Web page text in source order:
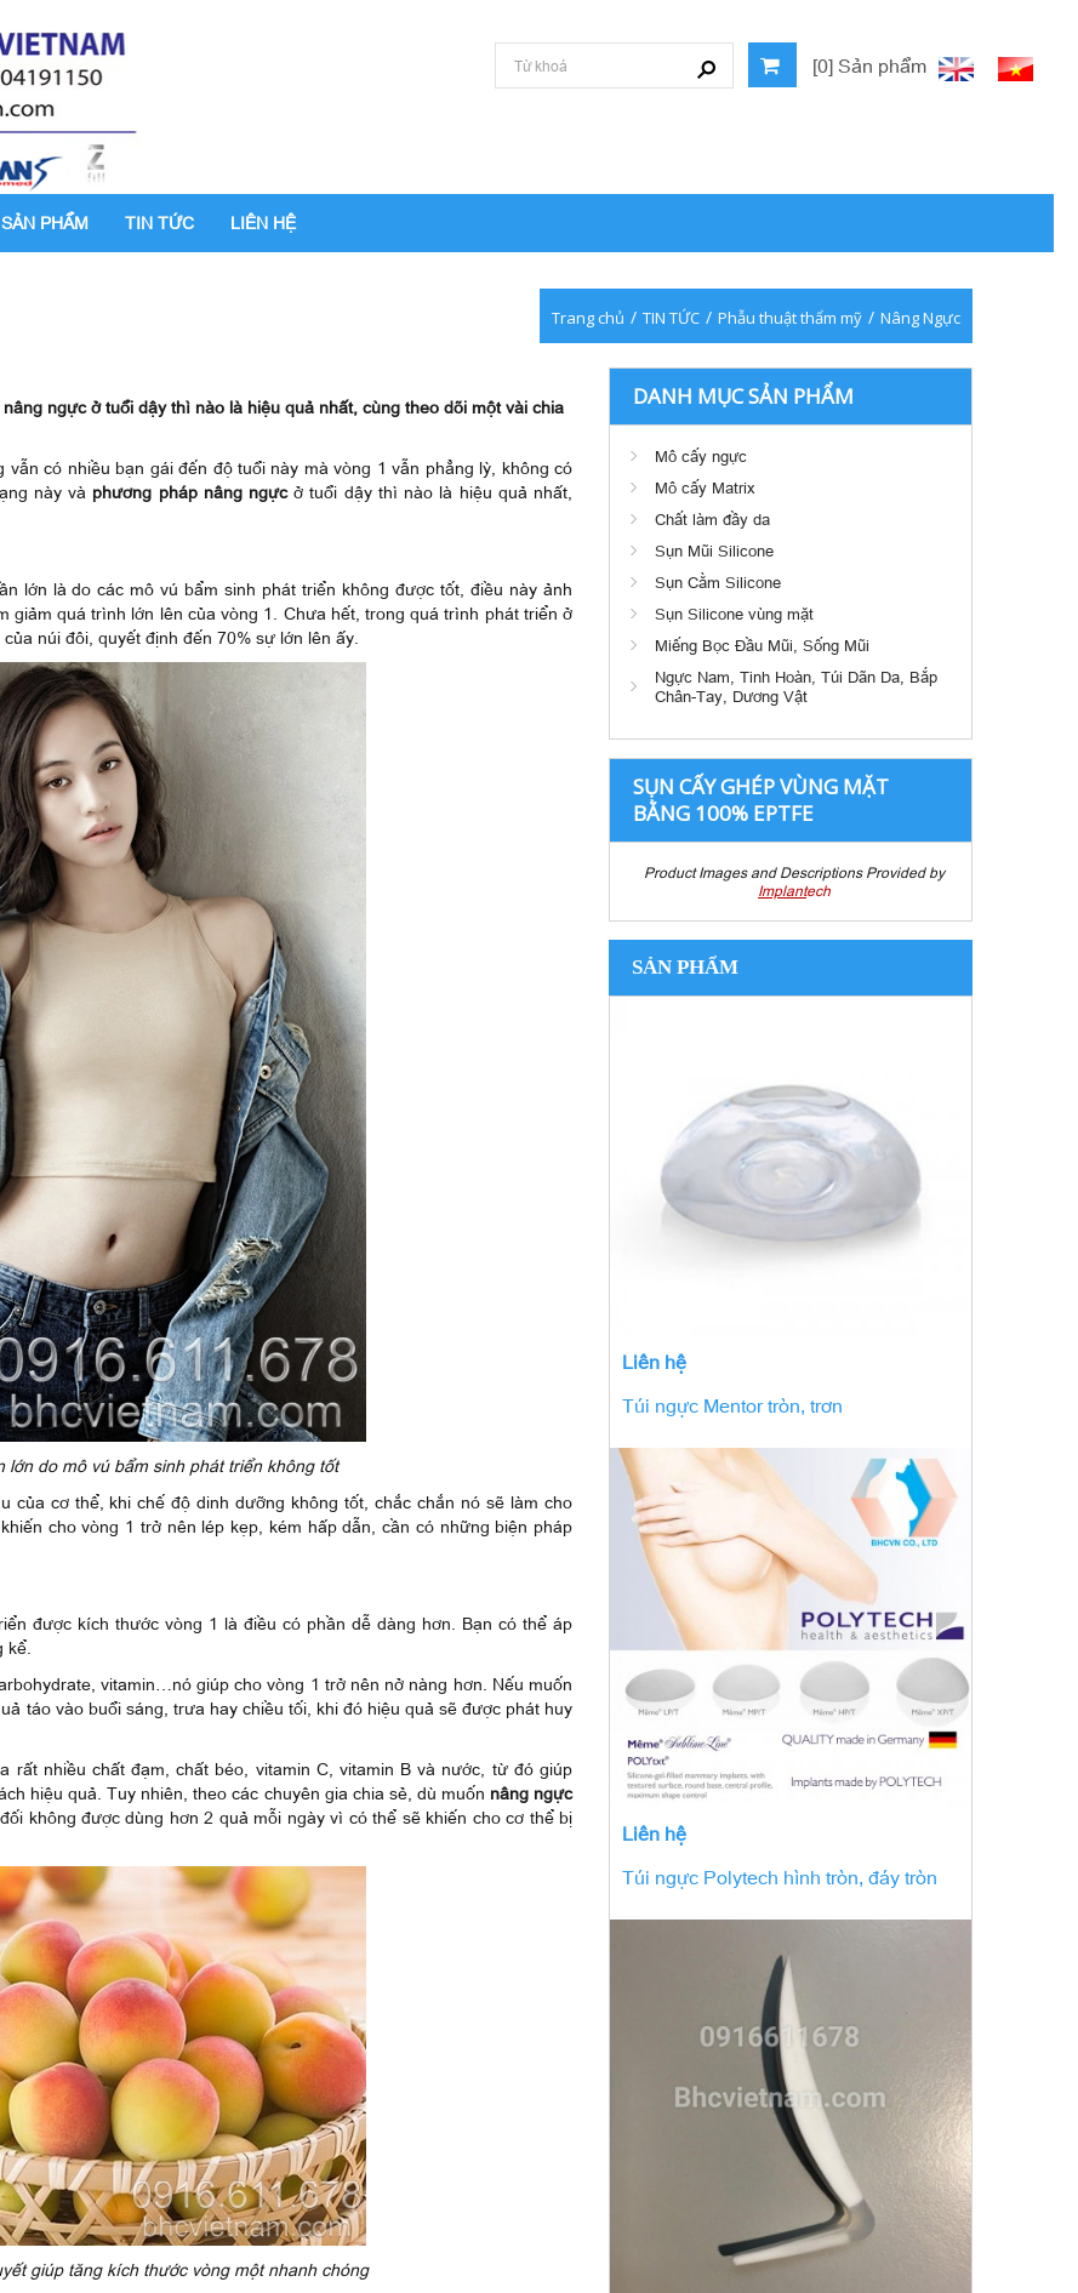
[0] Sản phẩm
PHẨM TIN TỨC LIÊN HỆ
Trang chủ / TIN TỨC / Phẫu thuật thẩm mỹ / Nâng Ngực
ngực ở tuổi dậy thì nào là hiệu quả nhất, cùng theo dõi một vài chia
có nhiều bạn gái đến độ tuổi này mà vòng 1 vẫn phẳng lỳ, không có
này và phương pháp nâng ngực ở tuổi dậy thì nào là hiệu quả nhất,
lớn là do các mô vú bẩm sinh phát triển không được tốt, điều này ảnh
quá trình lớn lên của vòng 1. Chưa hết, trong quá trình phát triển ở
núi đôi, quyết định đến 70% sự lớn lên ấy.
lớn do mô vú bẩm sinh phát triển không tốt
của cơ thể, khi chế độ dinh dưỡng không tốt, chắc chắn nó sẽ làm cho
cho vòng 1 trở nên lép kẹp, kém hấp dẫn, cần có những biện pháp
được kích thước vòng 1 là điều có phần dễ dàng hơn. Bạn có thể áp
kể.
vitamin…nó giúp cho vòng 1 trở nên nở nàng hơn. Nếu muốn
táo vào buổi sáng, trưa hay chiều tối, khi đó hiệu quả sẽ được phát huy
nhiều chất đạm, chất béo, vitamin C, vitamin B và nước, từ đó giúp
hiệu quả. Tuy nhiên, theo các chuyên gia chia sẻ, dù muốn nâng ngực
không được dùng hơn 2 quả mỗi ngày vì có thể sẽ khiến cho cơ thể bị
giúp tăng kích thước vòng một nhanh chóng
DANH MỤC SẢN PHẨM
Mô cấy ngực
Mô cấy Matrix
Chất làm đầy da
Sụn Mũi Silicone
Sụn Cằm Silicone
Sụn Silicone vùng mặt
Miếng Bọc Đầu Mũi, Sống Mũi
Ngực Nam, Tinh Hoàn, Túi Dãn Da, Bắp
Chân-Tay, Dương Vật
SỤN CẤY GHÉP VÙNG MẶT
BẰNG 100% EPTFE
Product Images and Descriptions Provided by
Implantech
SẢN PHẨM
Liên hệ
Túi ngực Mentor tròn, trơn
Liên hệ
Túi ngực Polytech hình tròn, đáy tròn